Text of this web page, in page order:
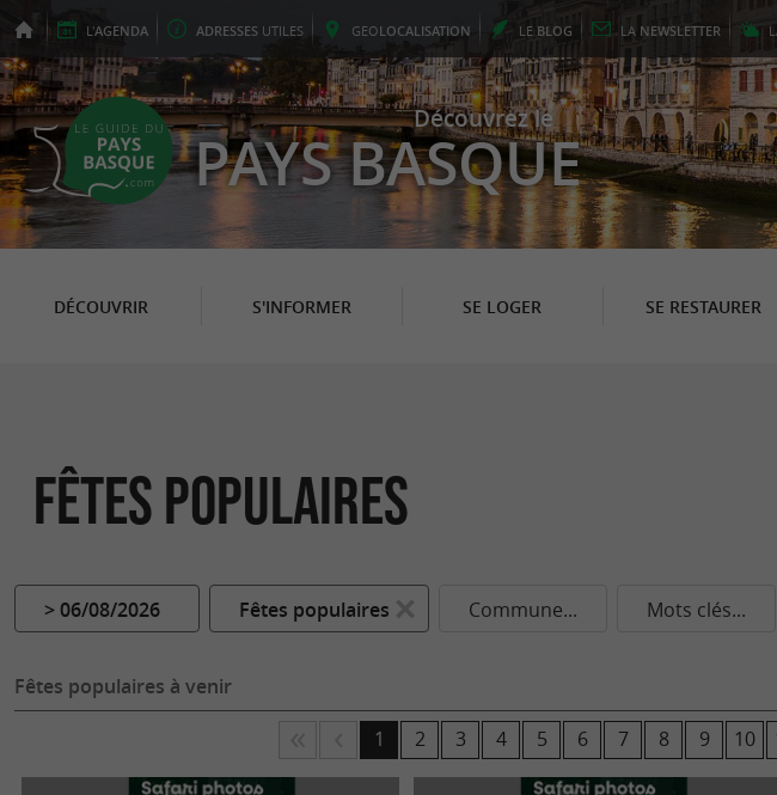
L'AGENDA ADRESSES UTILES GEOLOCALISATION LE BLOG LA NEWSLETTER
Découvrez le
PAYS BASQUE
DÉCOUVRIR S'INFORMER SE LOGER SE RESTAURER
Fêtes populaires
> 06/08/2026 Fêtes populaires Commune... Mots clés...
Fêtes populaires à venir
1 2 3 4 5 6 7 8 9 10